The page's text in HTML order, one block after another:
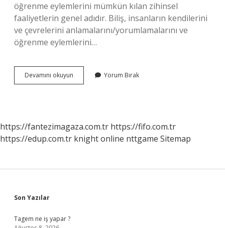
öğrenme eylemlerini mümkün kılan zihinsel
faaliyetlerin genel adıdır. Biliş, insanların kendilerini
ve çevrelerini anlamalarını/yorumlamalarını ve
öğrenme eylemlerini…
Devamını okuyun
Gelişim
Yorum Bırak
https://fantezimagaza.com.tr https://fifo.com.tr
https://edup.com.tr knight online nttgame Sitemap
Sidebar
Son Yazılar
Tagem ne iş yapar ?